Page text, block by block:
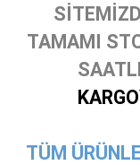
TAMAMI
TÜM